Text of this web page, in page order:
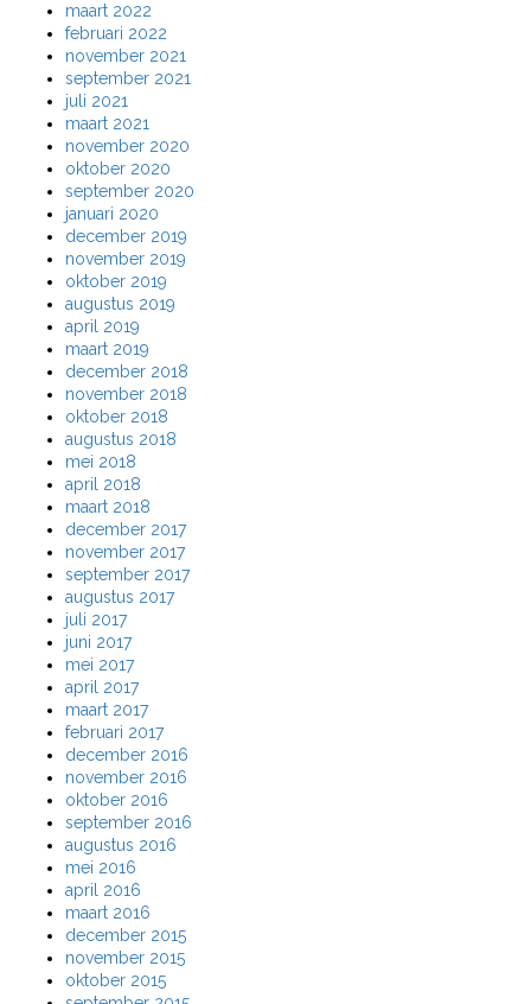
maart 2022
februari 2022
november 2021
september 2021
juli 2021
maart 2021
november 2020
oktober 2020
september 2020
januari 2020
december 2019
november 2019
oktober 2019
augustus 2019
april 2019
maart 2019
december 2018
november 2018
oktober 2018
augustus 2018
mei 2018
april 2018
maart 2018
december 2017
november 2017
september 2017
augustus 2017
juli 2017
juni 2017
mei 2017
april 2017
maart 2017
februari 2017
december 2016
november 2016
oktober 2016
september 2016
augustus 2016
mei 2016
april 2016
maart 2016
december 2015
november 2015
oktober 2015